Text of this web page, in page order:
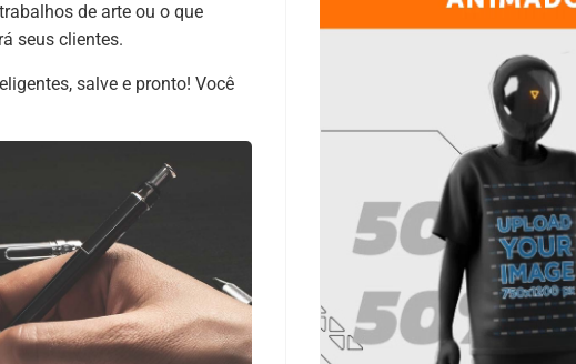
de arte ou o que
seus clientes.
salve e pronto! Você